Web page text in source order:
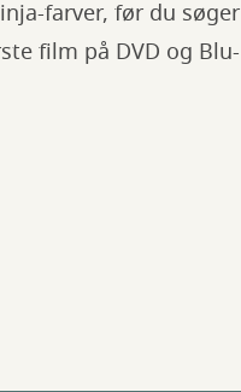
farver, før du søger
film på DVD og Blu-